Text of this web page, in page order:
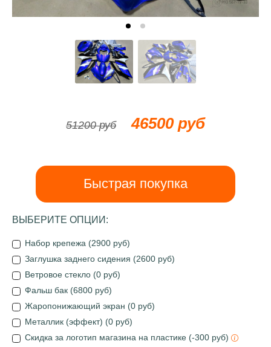
51200 руб 46500 руб
Быстрая покупка
ВЫБЕРИТЕ ОПЦИИ:
Набор крепежа (2900 руб)
Заглушка заднего сидения (2600 руб)
Ветровое стекло (0 руб)
Фальш бак (6800 руб)
Жаропонижающий экран (0 руб)
Металлик (эффект) (0 руб)
Скидка за логотип магазина на пластике (-300 руб)